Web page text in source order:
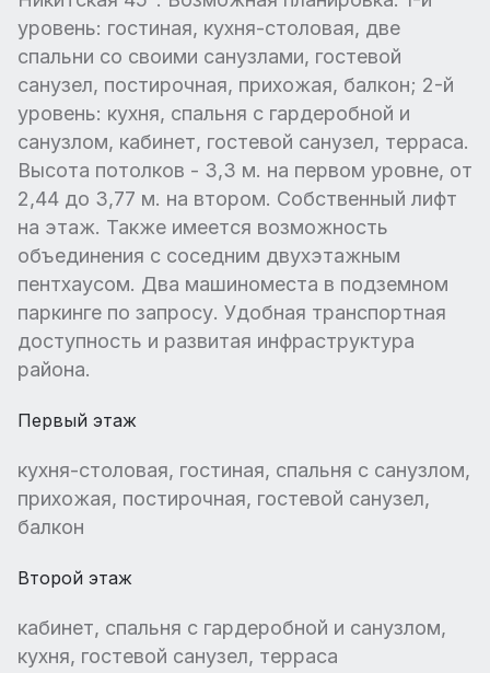
уровень: гостиная, кухня-столовая, две
спальни со своими санузлами, гостевой
санузел, постирочная, прихожая, балкон; 2-й
уровень: кухня, спальня с гардеробной и
санузлом, кабинет, гостевой санузел, терраса.
Высота потолков - 3,3 м. на первом уровне, от
2,44 до 3,77 м. на втором. Собственный лифт
на этаж. Также имеется возможность
объединения с соседним двухэтажным
пентхаусом. Два машиноместа в подземном
паркинге по запросу. Удобная транспортная
доступность и развитая инфраструктура
района.
Первый этаж
кухня-столовая, гостиная, спальня с санузлом,
прихожая, постирочная, гостевой санузел,
балкон
Второй этаж
кабинет, спальня с гардеробной и санузлом,
кухня, гостевой санузел, терраса